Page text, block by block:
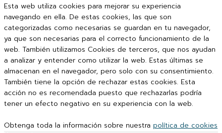
Esta web utiliza cookies para mejorar su experiencia
navegando en ella. De estas cookies, las que son
categorizadas como necesarias se guardan en tu navegador,
ya que son necesarias para el correcto funcionamiento de la
web. También utilizamos Cookies de terceros, que nos ayudan
a analizar y entender como utilizar la web. Estas últimas se
almacenan en el navegador, pero solo con su consentimiento.
También tiene la opción de rechazar estas cookies. Esta
acción no es recomendada puesto que rechazarlas podría
tener un efecto negativo en su experiencia con la web.
Obtenga toda la información sobre nuestra política de cookies